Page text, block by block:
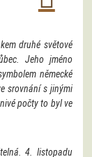
druhé světové
Jeho jméno
německé
srovnání s jinými
počty to byl ve
4. listopadu